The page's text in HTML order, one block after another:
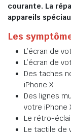
courante. La
appareils
Les
L’écran de
L’écran de
Des taches
iPhone X
Des lignes
votre iPhone
Le rétro-
Le tactile de